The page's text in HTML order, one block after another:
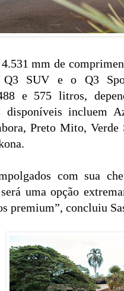
mm de
SUV e o Q3
e 575 litros,
disponíveis incluem
Preto Mito,
com sua
uma opção
premium”, concluiu